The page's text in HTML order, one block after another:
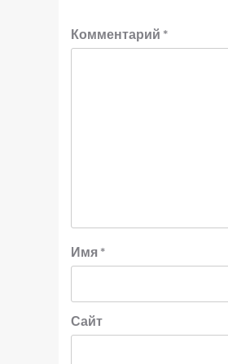
Комментарий *
Имя *
Сайт